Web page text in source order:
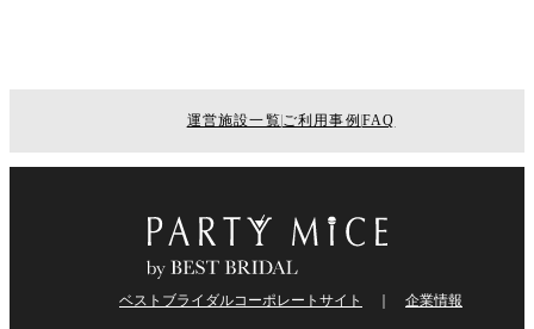
運営施設一覧 ご利用事例 FAQ
ベストブライダルコーポレートサイト 企業情報